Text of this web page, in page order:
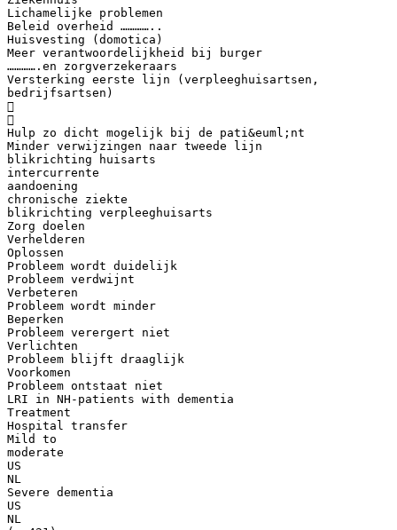
Lichamelijke problemen
Beleid overheid …………..
Huisvesting (domotica)
Meer verantwoordelijkheid bij burger
………….en zorgverzekeraars
Versterking eerste lijn (verpleeghuisartsen,
bedrijfsartsen)


Hulp zo dicht mogelijk bij de pati&euml;nt
Minder verwijzingen naar tweede lijn
blikrichting huisarts
intercurrente
aandoening
chronische ziekte
blikrichting verpleeghuisarts
Zorg doelen
Verhelderen
Oplossen
Probleem wordt duidelijk
Probleem verdwijnt
Verbeteren
Probleem wordt minder
Beperken
Probleem verergert niet
Verlichten
Probleem blijft draaglijk
Voorkomen
Probleem ontstaat niet
LRI in NH-patients with dementia
Treatment
Hospital transfer
Mild to
moderate
US
NL
Severe dementia
US
NL